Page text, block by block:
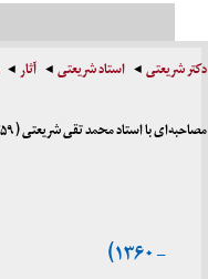
دکتر شریعتی استاد شریعتی آثار
مصاحبه‌ای با استاد محمد تقی شریعتی ( ۱۳۵۹ – ۱۳۶۰)
– ۱۳۶۰)